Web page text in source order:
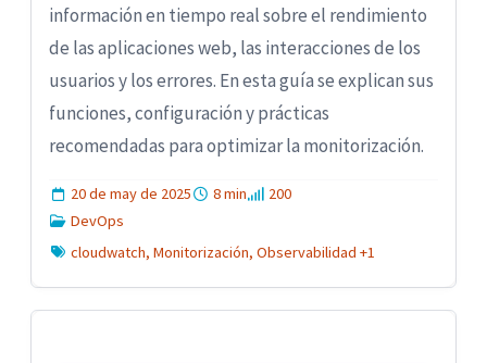
información en tiempo real sobre el rendimiento
de las aplicaciones web, las interacciones de los
usuarios y los errores. En esta guía se explican sus
funciones, configuración y prácticas
recomendadas para optimizar la monitorización.
20 de may de 2025 8 min
200
DevOps
cloudwatch, Monitorización, Observabilidad +1